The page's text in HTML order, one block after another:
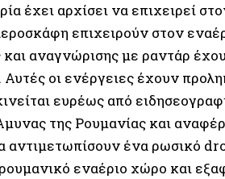
έχει αρχίσει να επιχειρεί
επιχειρούν στον
αναγνώρισης με ραντάρ
οι ενέργειες έχουν
ευρέως από
της Ρουμανίας και
αντιμετωπίσουν ένα ρωσικό
εναέριο χώρο και